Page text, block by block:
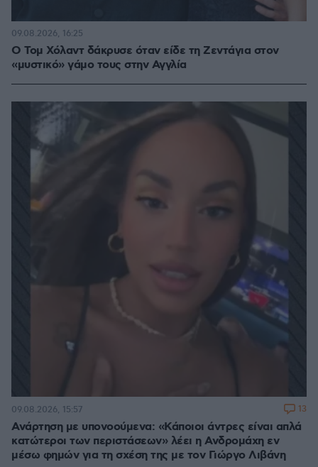
Ο Τομ Χόλαντ δάκρυσε όταν είδε τη Ζεντάγια στον
«μυστικό» γάμο τους στην Αγγλία
09.08.2026, 16:25
Ανάρτηση με υπονοούμενα: «Κάποιοι άντρες είναι απλά
κατώτεροι των περιστάσεων» λέει η Ανδρομάχη εν
μέσω φημών για τη σχέση της με τον Γιώργο Λιβάνη
09.08.2026, 15:57 13